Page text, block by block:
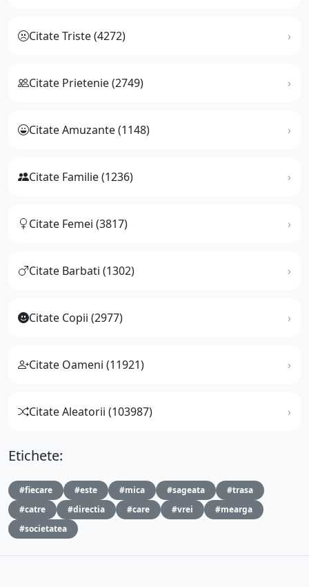
Citate Triste (4272)
Citate Prietenie (2749)
Citate Amuzante (1148)
Citate Familie (1236)
Citate Femei (3817)
Citate Barbati (1302)
Citate Copii (2977)
Citate Oameni (11921)
Citate Aleatorii (103987)
Etichete:
#fiecare #este #mica #sageata
#trasa
#catre
#directia #care #vrei
#mearga
#societatea